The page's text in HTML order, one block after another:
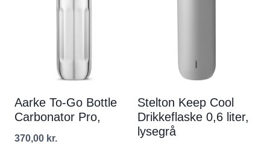
Aarke To-Go Bottle
Carbonator Pro,
370,00 kr.
Stelton Keep Cool
Drikkeflaske 0,6 liter,
lysegrå